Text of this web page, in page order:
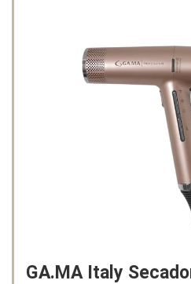
GA.MA Italy